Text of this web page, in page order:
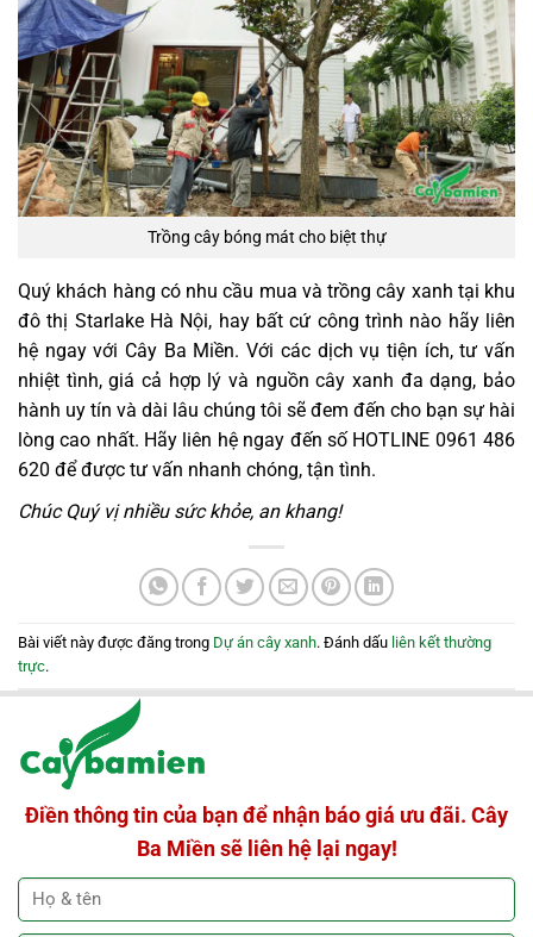
Trồng cây bóng mát cho biệt thự
Quý khách hàng có nhu cầu mua và trồng cây xanh tại khu
đô thị Starlake Hà Nội, hay bất cứ công trình nào hãy liên
hệ ngay với Cây Ba Miền. Với các dịch vụ tiện ích, tư vấn
nhiệt tình, giá cả hợp lý và nguồn cây xanh đa dạng, bảo
hành uy tín và dài lâu chúng tôi sẽ đem đến cho bạn sự hài
lòng cao nhất. Hãy liên hệ ngay đến số HOTLINE 0961 486
620 để được tư vấn nhanh chóng, tận tình.
Chúc Quý vị nhiều sức khỏe, an khang!
Bài viết này được đăng trong Dự án cây xanh. Đánh dấu liên kết thường
trực.
Điền thông tin của bạn để nhận báo giá ưu đãi. Cây
Ba Miền sẽ liên hệ lại ngay!